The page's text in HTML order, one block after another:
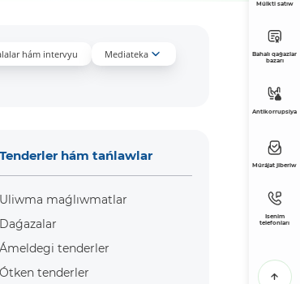
hám intervyu
Mediateka
Tenderler hám tańlawlar
Uliwma maǵlıwmatlar
Daǵazalar
Ámeldegi tenderler
Ótken tenderler
Múlkti satıw
Bahalı qaǵazlar
bazarı
Antikorrupsiya
Múrájat jiberiw
Isenim
telefonları